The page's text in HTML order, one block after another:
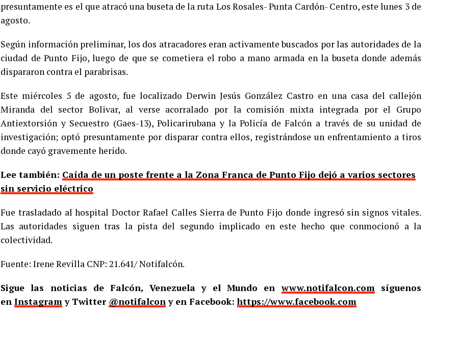
presuntamente es el que atracó una buseta de la ruta Los Rosales- Punta Cardón- Centro, este lunes 3 de
agosto.
Según información preliminar, los dos atracadores eran activamente buscados por las autoridades de la
ciudad de Punto Fijo, luego de que se cometiera el robo a mano armada en la buseta donde además
dispararon contra el parabrisas.
Este miércoles 5 de agosto, fue localizado Derwin Jesús González Castro en una casa del callejón
Miranda del sector Bolivar, al verse acorralado por la comisión mixta integrada por el Grupo
Antiextorsión y Secuestro (Gaes-13), Policarirubana y la Policía de Falcón a través de su unidad de
investigación; optó presuntamente por disparar contra ellos, registrándose un enfrentamiento a tiros
donde cayó gravemente herido.
Lee también: Caída de un poste frente a la Zona Franca de Punto Fijo dejó a varios sectores
sin servicio eléctrico
Fue trasladado al hospital Doctor Rafael Calles Sierra de Punto Fijo donde ingresó sin signos vitales.
Las autoridades siguen tras la pista del segundo implicado en este hecho que conmocionó a la
colectividad.
Fuente: Irene Revilla CNP: 21.641/ Notifalcón.
Sigue las noticias de Falcón, Venezuela y el Mundo enwww.notifalcon.comsíguenos
en Instagramy Twitter @notifalcony en Facebook:https://www.facebook.com